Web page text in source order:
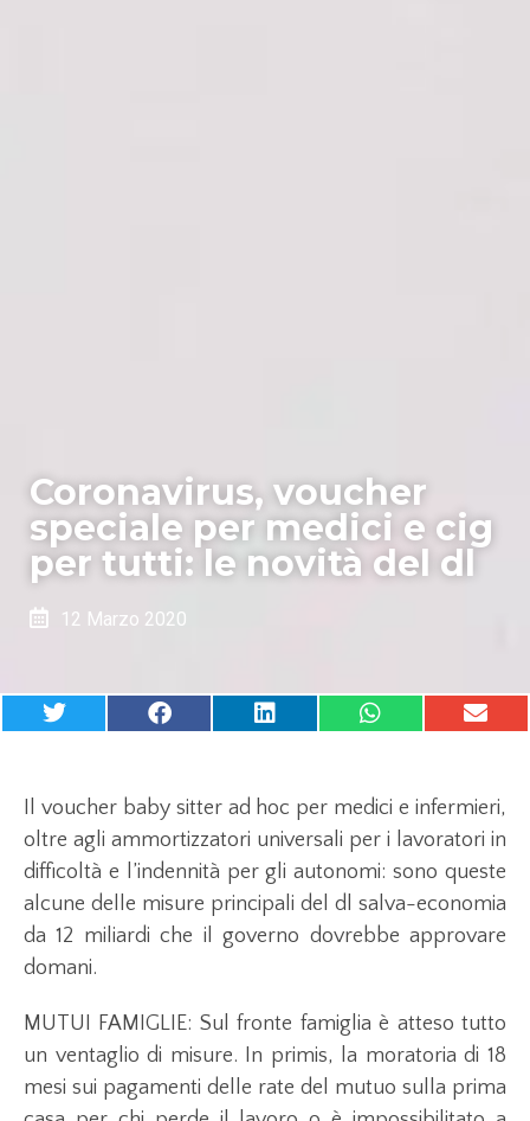
Coronavirus, voucher
speciale per medici e cig
per tutti: le novità del dl
12 Marzo 2020
Il voucher baby sitter ad hoc per medici e infermieri,
oltre agli ammortizzatori universali per i lavoratori in
difficoltà e l’indennità per gli autonomi: sono queste
alcune delle misure principali del dl salva-economia
da 12 miliardi che il governo dovrebbe approvare
domani.
MUTUI FAMIGLIE: Sul fronte famiglia è atteso tutto
un ventaglio di misure. In primis, la moratoria di 18
mesi sui pagamenti delle rate del mutuo sulla prima